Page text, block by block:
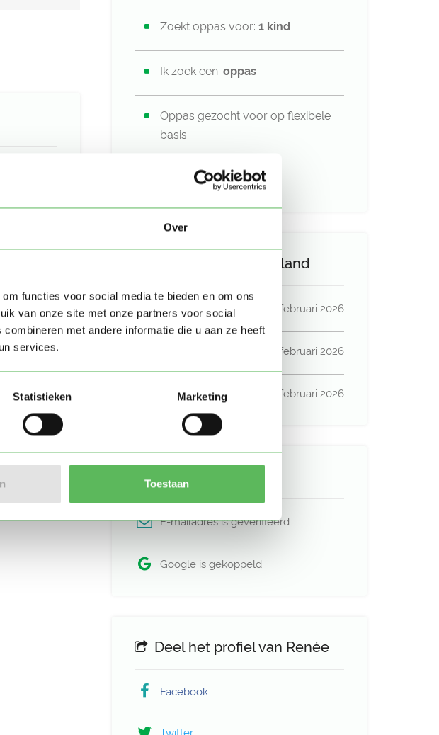
Over
functies voor social media te bieden en om ons
van onze site met onze partners voor social
met andere informatie die u aan ze heeft
services.
Statistieken Marketing
Toestaan
Zoekt oppas voor: 1 kind
Ik zoek een: oppas
Oppas gezocht voor op flexibele
basis
Uurtarief: Account only
Activiteit op Oppasland
Laatste activiteit 04 februari 2026
03 februari 2026
Profiel bijgewerkt 03 februari 2026
Verificaties
E-mailadres is geverifieerd
Google is gekoppeld
Deel het profiel van Renée
Facebook
bericht